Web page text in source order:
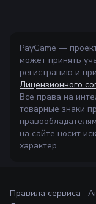
PayGame —
может принять
регистрацию и
Лицензионного
Все права на
товарные знаки
на сайте носит
характер.
Правила сервиса